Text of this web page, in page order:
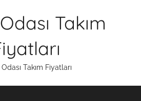
Takım
Takım Fiyatları